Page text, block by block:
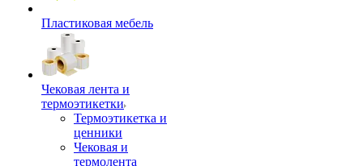
Пластиковая мебель
Чековая лента и
термоэтикетки
Термоэтикетка и
ценники
Чековая и
термолента